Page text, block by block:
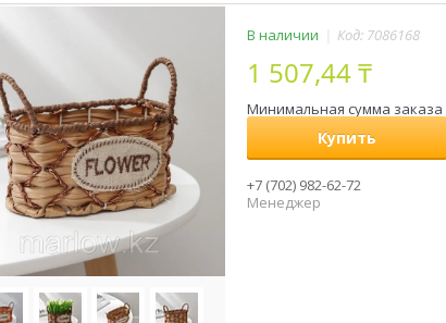
В наличии Код: 7086168
1 507,44 ₸
Минимальная сумма заказа
Купить
+7 (702) 982-62-72
Менеджер